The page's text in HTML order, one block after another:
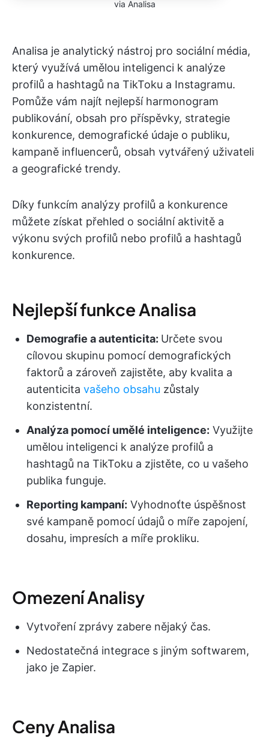
via Analisa
Analisa je analytický nástroj pro sociální média,
který využívá umělou inteligenci k analýze
profilů a hashtagů na TikToku a Instagramu.
Pomůže vám najít nejlepší harmonogram
publikování, obsah pro příspěvky, strategie
konkurence, demografické údaje o publiku,
kampaně influencerů, obsah vytvářený uživateli
a geografické trendy.
Díky funkcím analýzy profilů a konkurence
můžete získat přehled o sociální aktivitě a
výkonu svých profilů nebo profilů a hashtagů
konkurence.
Nejlepší funkce Analisa
Demografie a autenticita: Určete svou
cílovou skupinu pomocí demografických
faktorů a zároveň zajistěte, aby kvalita a
autenticita vašeho obsahu zůstaly
konzistentní.
Analýza pomocí umělé inteligence: Využijte
umělou inteligenci k analýze profilů a
hashtagů na TikToku a zjistěte, co u vašeho
publika funguje.
Reporting kampaní: Vyhodnoťte úspěšnost
své kampaně pomocí údajů o míře zapojení,
dosahu, impresích a míře prokliku.
Omezení Analisy
Vytvoření zprávy zabere nějaký čas.
Nedostatečná integrace s jiným softwarem,
jako je Zapier.
Ceny Analisa